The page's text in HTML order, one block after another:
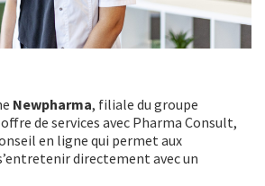
Newpharma, filiale du groupe
de services avec Pharma Consult,
en ligne qui permet aux
directement avec un